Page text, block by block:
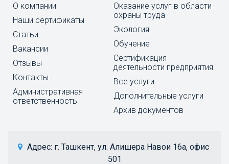
О компании
Наши сертификаты
Статьи
Вакансии
Отзывы
Контакты
Административная
ответственность
Оказание услуг в области
охраны труда
Экология
Обучение
Cертификация
деятельности предприятия
Все услуги
Дополнительные услуги
Архив документов
Адрес: г. Ташкент, ул. Алишера Навои 16а, офис
501